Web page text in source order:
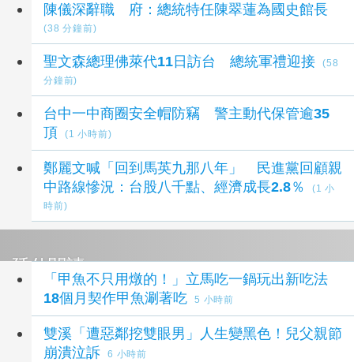
陳儀深辭職 府：總統特任陳翠蓮為國史館長
(38 分鐘前)
聖文森總理佛萊代11日訪台 總統軍禮迎接
(58
分鐘前)
台中一中商圈安全帽防竊 警主動代保管逾35
頂
(1 小時前)
鄭麗文喊「回到馬英九那八年」 民進黨回顧親
中路線慘況：台股八千點、經濟成長2.8％
(1 小
時前)
延伸閱讀
「甲魚不只用燉的！」立馬吃一鍋玩出新吃法
18個月契作甲魚涮著吃
5 小時前
雙溪「遭惡鄰挖雙眼男」人生變黑色！兒父親節
崩潰泣訴
6 小時前